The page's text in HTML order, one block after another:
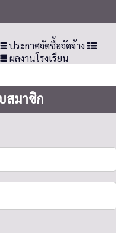
ประกาศจัดซื้อจัดจ้าง
ผลงานโรงเรียน
สมาชิก